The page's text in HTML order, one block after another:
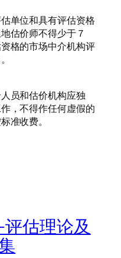
单位和具有评估资格
估价师不得少于７
格的市场中介机构评
员和估价机构应独
，不得作任何虚假的
准收费。
估理论及